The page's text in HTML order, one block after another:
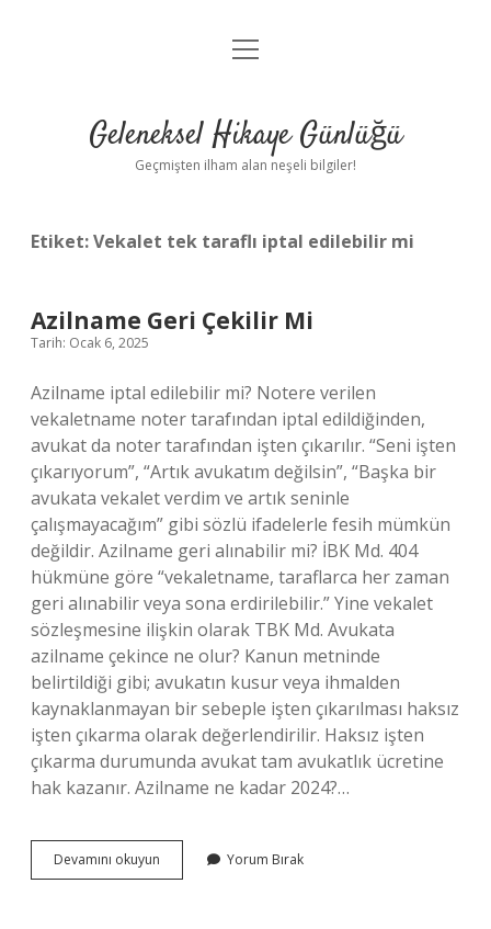
Anasayfa
Yasal Uyarı
menüyü
Geleneksel Hikaye Günlüğü
Geçmişten ilham alan neşeli bilgiler!
Etiket:Vekalet tek taraflı iptal edilebilir mi
Azilname Geri Çekilir Mi
Tarih: Ocak 6, 2025
Azilname iptal edilebilir mi? Notere verilen
vekaletname noter tarafından iptal edildiğinden,
avukat da noter tarafından işten çıkarılır. “Seni işten
çıkarıyorum”, “Artık avukatım değilsin”, “Başka bir
avukata vekalet verdim ve artık seninle
çalışmayacağım” gibi sözlü ifadelerle fesih mümkün
değildir. Azilname geri alınabilir mi? İBK Md. 404
hükmüne göre “vekaletname, taraflarca her zaman
geri alınabilir veya sona erdirilebilir.” Yine vekalet
sözleşmesine ilişkin olarak TBK Md. Avukata
azilname çekince ne olur? Kanun metninde
belirtildiği gibi; avukatın kusur veya ihmalden
kaynaklanmayan bir sebeple işten çıkarılması haksız
işten çıkarma olarak değerlendirilir. Haksız işten
çıkarma durumunda avukat tam avukatlık ücretine
hak kazanır. Azilname ne kadar 2024?…
Devamını okuyun Azilname
Geri
Yorum Bırak